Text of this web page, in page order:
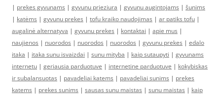
| prekes gyvunams | gyvunu prieziura | gyvunu augintojams | šunims
| katėms | gyvunu prekes | tofu kraiko naudojimas | ar patiks tofu |
augalinė alternatyva | gyvunu prekes | kontaktai | apie mus |
naujienos | nuorodos | nuorodos | nuorodos | gyvunu prekes | edalo
itaka | itaka sunu isvaizdai | sunu mityba | kaip sutaupyti | gyvunams
internetu | geriausia parduotuve | internetine parduotuve | kokybiskas
ir subalansuotas | pavadeliai katems | pavadeliai sunims | prekes
katems | prekes sunims | sausas sunu maistas | sunu maistas | kaip